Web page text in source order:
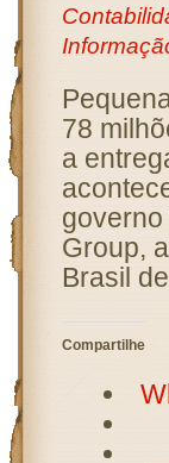
78
a
Group,
Brasil
Compartilhe